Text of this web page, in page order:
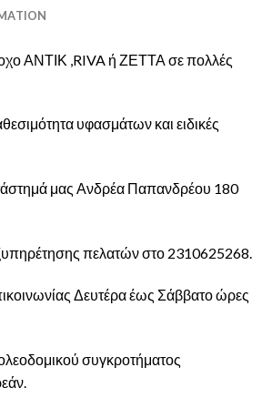
ΑΝΤΙΚ ,RIVA ή ΖΕΤΤΑ σε πολλές
υφασμάτων και ειδικές
μας Ανδρέα Παπανδρέου 180
πελατών στο 2310625268.
Δευτέρα έως Σάββατο ώρες
συγκροτήματος